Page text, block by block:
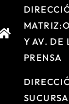
Y AV. DE
PRENSA